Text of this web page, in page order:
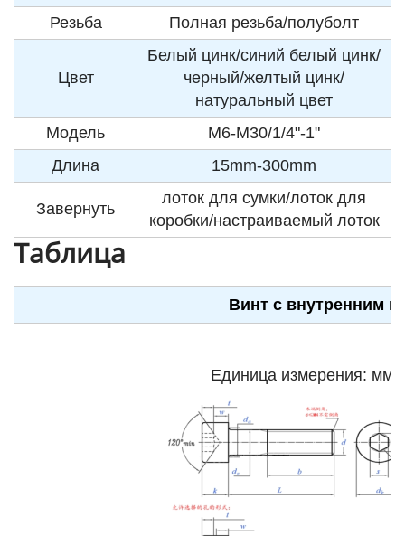
Резьба
Полная резьба/полуболт
Цвет
Белый цинк/синий белый цинк/
черный/желтый цинк/
натуральный цвет
Модель
M6-M30/1/4"-1"
Длина
15mm-300mm
Завернуть
лоток для сумки/лоток для
коробки/настраиваемый лоток
Таблица
Винт с внутренним
Единица измерения: мм